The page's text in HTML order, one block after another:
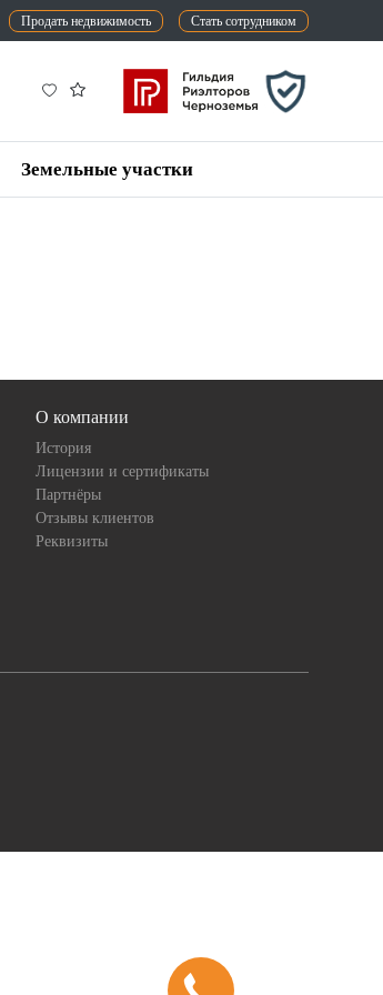
Продать недвижимость Стать сотрудником
Земельные участки
О компании
История
Лицензии и сертификаты
Партнёры
Отзывы клиентов
Реквизиты